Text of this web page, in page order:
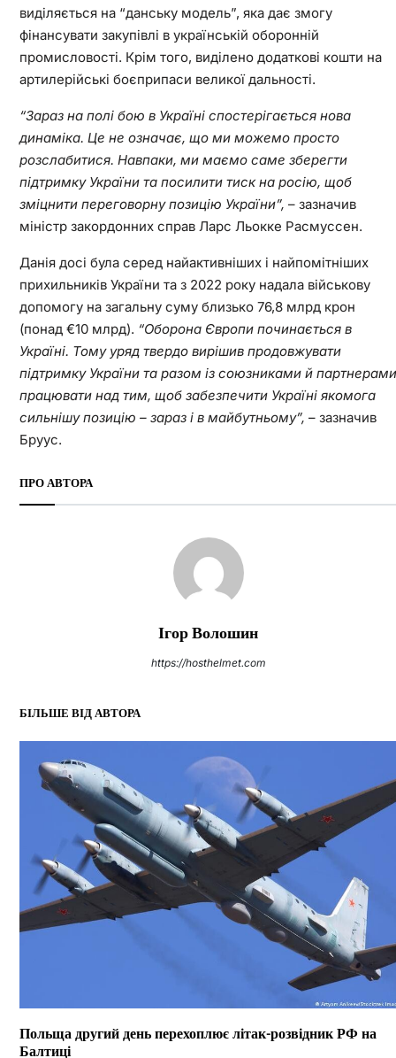
виділяється на “данську модель”, яка дає змогу
фінансувати закупівлі в українській оборонній
промисловості. Крім того, виділено додаткові кошти на
артилерійські боєприпаси великої дальності.
“Зараз на полі бою в Україні спостерігається нова
динаміка. Це не означає, що ми можемо просто
розслабитися. Навпаки, ми маємо саме зберегти
підтримку України та посилити тиск на росію, щоб
зміцнити переговорну позицію України”, – зазначив
міністр закордонних справ Ларс Льокке Расмуссен.
Данія досі була серед найактивніших і найпомітніших
прихильників України та з 2022 року надала військову
допомогу на загальну суму близько 76,8 млрд крон
(понад €10 млрд). “Оборона Європи починається в
Україні. Тому уряд твердо вирішив продовжувати
підтримку України та разом із союзниками й партнерами
працювати над тим, щоб забезпечити Україні якомога
сильнішу позицію – зараз і в майбутньому”, – зазначив
Бруус.
ПРО АВТОРА
Ігор Волошин
https://hosthelmet.com
БІЛЬШЕ ВІД АВТОРА
Польща другий день перехоплює літак-розвідник РФ на
Балтиці